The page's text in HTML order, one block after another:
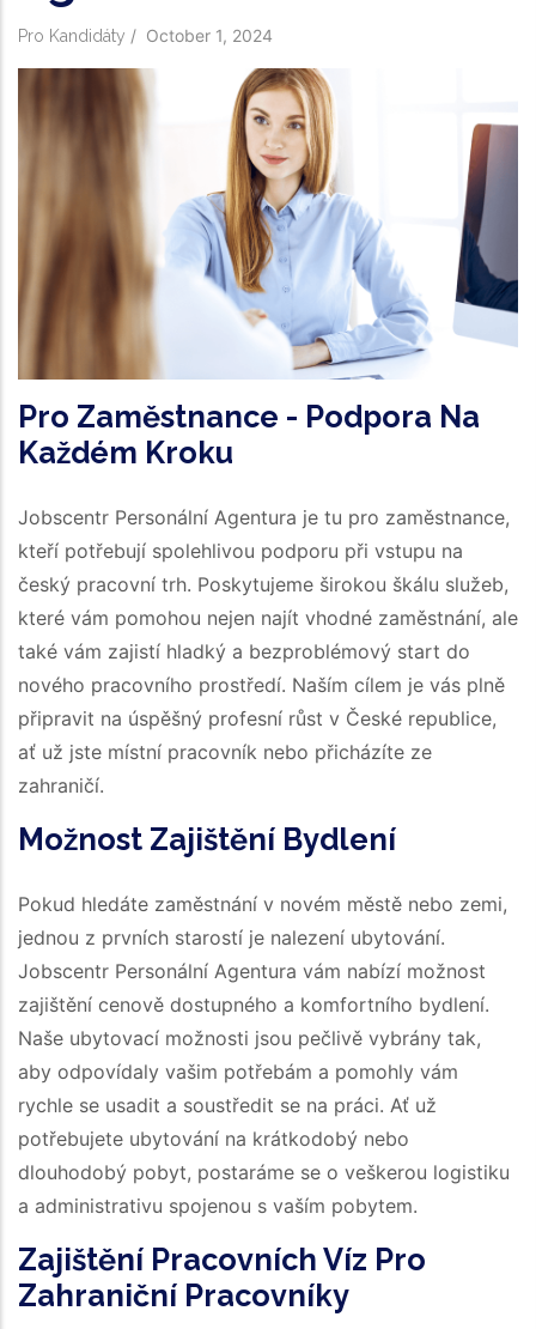
Pro Kandidáty / October 1, 2024
Pro Zaměstnance - Podpora Na
Každém Kroku
Jobscentr Personální Agentura je tu pro zaměstnance,
kteří potřebují spolehlivou podporu při vstupu na
český pracovní trh. Poskytujeme širokou škálu služeb,
které vám pomohou nejen najít vhodné zaměstnání, ale
také vám zajistí hladký a bezproblémový start do
nového pracovního prostředí. Naším cílem je vás plně
připravit na úspěšný profesní růst v České republice,
ať už jste místní pracovník nebo přicházíte ze
zahraničí.
Možnost Zajištění Bydlení
Pokud hledáte zaměstnání v novém městě nebo zemi,
jednou z prvních starostí je nalezení ubytování.
Jobscentr Personální Agentura vám nabízí možnost
zajištění cenově dostupného a komfortního bydlení.
Naše ubytovací možnosti jsou pečlivě vybrány tak,
aby odpovídaly vašim potřebám a pomohly vám
rychle se usadit a soustředit se na práci. Ať už
potřebujete ubytování na krátkodobý nebo
dlouhodobý pobyt, postaráme se o veškerou logistiku
a administrativu spojenou s vaším pobytem.
Zajištění Pracovních Víz Pro
Zahraniční Pracovníky